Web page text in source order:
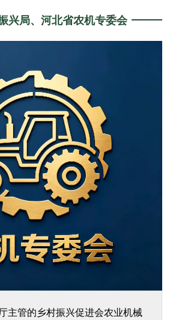
兴局、河北省农机专委会
主管的乡村振兴促进会农业机械